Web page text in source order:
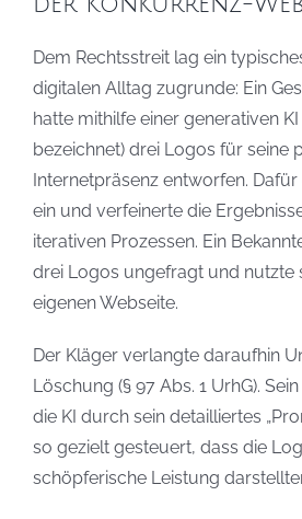
Dem Rechtsstreit lag ein
digitalen Alltag zugrunde: Ein
hatte mithilfe einer generativen KI
bezeichnet) drei Logos für seine
Internetpräsenz entworfen.
ein und verfeinerte die
iterativen Prozessen. Ein
drei Logos ungefragt und nutzte
eigenen Webseite.
Der Kläger verlangte daraufhin
Löschung (§ 97 Abs. 1 UrhG).
die KI durch sein detailliertes
so gezielt gesteuert, dass die
schöpferische Leistung